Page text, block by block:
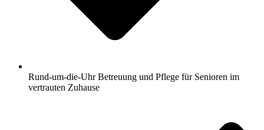
Rund-um-die-Uhr Betreuung und Pflege für Senioren im
vertrauten Zuhause